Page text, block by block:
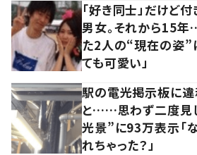
「好き同士」だけど
男女。それから15
た2人の“現在の姿
ても可愛い」
駅の電光掲示板に
と……思わず二度見
光景”に93万表示「な
れちゃった？」